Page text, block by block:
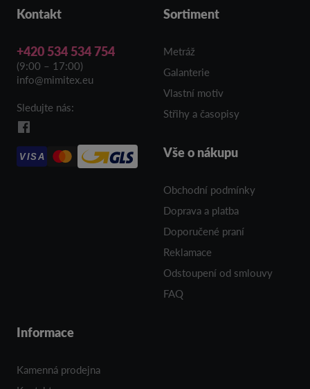
Kontakt
+420 534 534 754
(9:00 – 17:00)
info@mimitex.eu
Sledujte nás:
VISA
Sortiment
Metráž
Galanterie
Vlastní motiv
Střihy a časopisy
Vše o nákupu
Obchodní podmínky
Doprava a platba
Doporučené praní
Reklamace
Odstoupení od smlouvy
FAQ
Informace
Kamenná prodejna